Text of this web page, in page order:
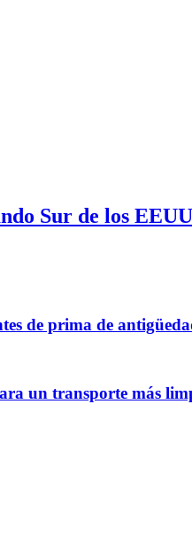
Sur de los
de prima de
un transporte más